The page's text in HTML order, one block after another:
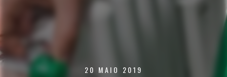
20 MAIO 2019